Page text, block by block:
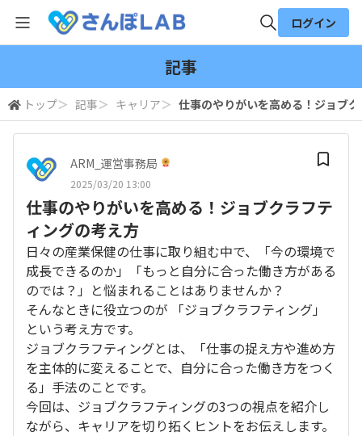
検索
ログイン
記事
トップ＞ 記事＞ キャリア＞ 仕事のやりがいを高める！ジョブ
ARM_運営事務局
2025/03/20 13:00
仕事のやりがいを高める！ジョブクラフテ
ィングの考え方
日々の産業保健の仕事に取り組む中で、「今の環境で
成長できるのか」「もっと自分に合った働き方がある
のでは？」と悩まれることはありませんか？
そんなときに役立つのが 「ジョブクラフティング」
という考え方です。
ジョブクラフティングとは、「仕事の捉え方や進め方
を主体的に変えることで、自分に合った働き方をつく
る」手法のことです。
今回は、ジョブクラフティングの3つの視点を紹介し
ながら、キャリアを切り拓くヒントをお伝えします。